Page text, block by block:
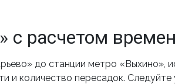
расчетом
до станции метро «Выхино»,
количество пересадок. Следуйте